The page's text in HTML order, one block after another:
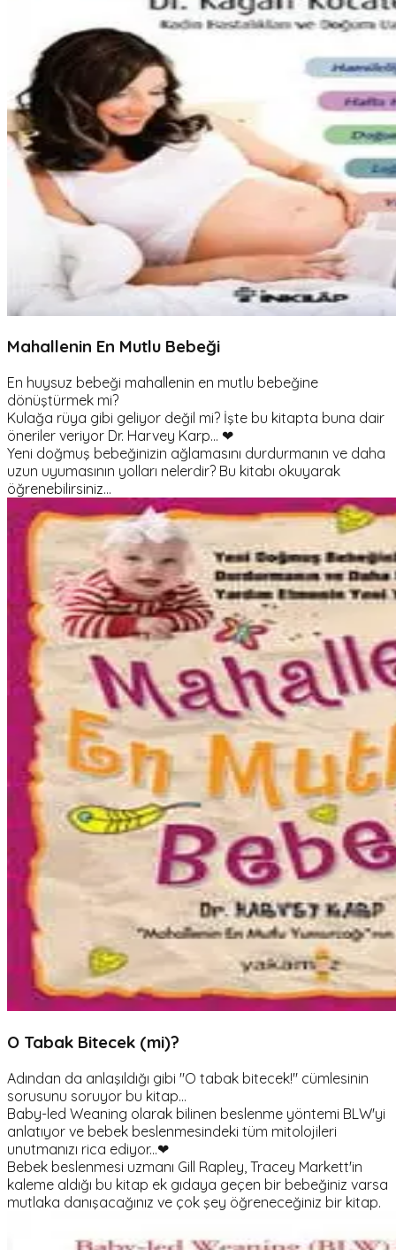
Mahallenin En Mutlu Bebeği
En huysuz bebeği mahallenin en mutlu bebeğine
dönüştürmek mi?
Kulağa rüya gibi geliyor değil mi? İşte bu kitapta buna dair
öneriler veriyor Dr. Harvey Karp... ❤
Yeni doğmuş bebeğinizin ağlamasını durdurmanın ve daha
uzun uyumasının yolları nelerdir? Bu kitabı okuyarak
öğrenebilirsiniz...
O Tabak Bitecek (mi)?
Adından da anlaşıldığı gibi "O tabak bitecek!" cümlesinin
sorusunu soruyor bu kitap...
Baby-led Weaning olarak bilinen beslenme yöntemi BLW'yi
anlatıyor ve bebek beslenmesindeki tüm mitolojileri
unutmanızı rica ediyor...❤
Bebek beslenmesi uzmanı Gill Rapley, Tracey Markett'in
kaleme aldığı bu kitap ek gıdaya geçen bir bebeğiniz varsa
mutlaka danışacağınız ve çok şey öğreneceğiniz bir kitap.